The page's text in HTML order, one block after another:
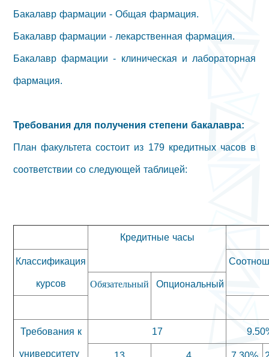
Бакалавр фармации - Общая фармация.
Бакалавр фармации - лекарственная фармация.
Бакалавр фармации - клиническая и лабораторная
фармация.
Требования для получения степени бакалавра:
План факультета состоит из 179 кредитных часов в
соответствии со следующей таблицей:
Кредитные часы
Классификация
курсов
Обязательный Опциональный
Требования к
17